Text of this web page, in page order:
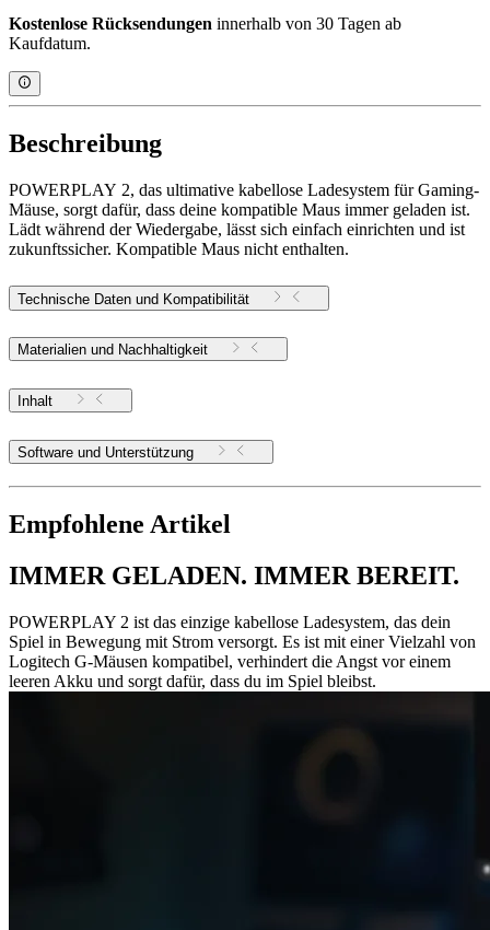
Kostenlose Rücksendungen innerhalb von 30 Tagen ab
Kaufdatum.
Beschreibung
POWERPLAY 2, das ultimative kabellose Ladesystem für Gaming-
Mäuse, sorgt dafür, dass deine kompatible Maus immer geladen ist.
Lädt während der Wiedergabe, lässt sich einfach einrichten und ist
zukunftssicher. Kompatible Maus nicht enthalten.
Technische Daten und Kompatibilität
Materialien und Nachhaltigkeit
Inhalt
Software und Unterstützung
Empfohlene Artikel
IMMER GELADEN. IMMER BEREIT.
POWERPLAY 2 ist das einzige kabellose Ladesystem, das dein
Spiel in Bewegung mit Strom versorgt. Es ist mit einer Vielzahl von
Logitech G-Mäusen kompatibel, verhindert die Angst vor einem
leeren Akku und sorgt dafür, dass du im Spiel bleibst.